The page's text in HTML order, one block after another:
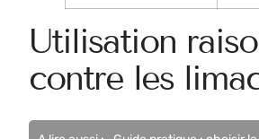
Utilisation
contre les